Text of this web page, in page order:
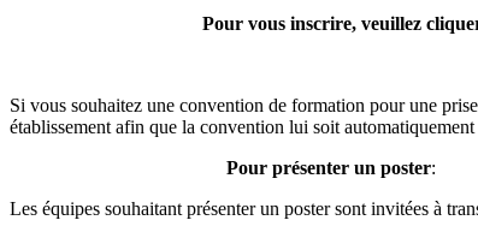
Pour vous inscrire, veuillez
Si vous souhaitez une convention de formation pour une
établissement afin que la convention lui soit
Pour présenter un poster:
Les équipes souhaitant présenter un poster sont invitées à